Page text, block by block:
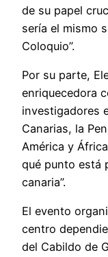
de su papel
sería el mismo
Coloquio”.
Por su parte,
enriquecedora
investigadores
Canarias, la
América y
qué punto está
canaria”.
El evento
centro
del Cabildo de